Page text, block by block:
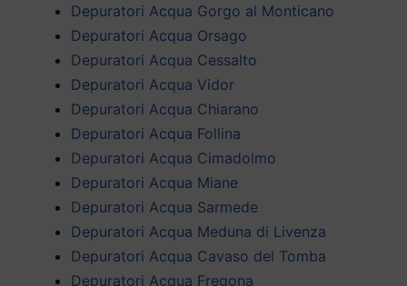
Depuratori Acqua Gorgo al Monticano
Depuratori Acqua Orsago
Depuratori Acqua Cessalto
Depuratori Acqua Vidor
Depuratori Acqua Chiarano
Depuratori Acqua Follina
Depuratori Acqua Cimadolmo
Depuratori Acqua Miane
Depuratori Acqua Sarmede
Depuratori Acqua Meduna di Livenza
Depuratori Acqua Cavaso del Tomba
Depuratori Acqua Fregona